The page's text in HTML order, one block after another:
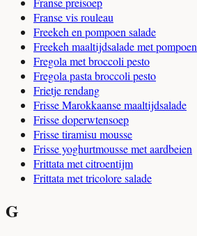
Franse vis rouleau
Freekeh en pompoen salade
Freekeh maaltijdsalade met pompoen
Fregola met broccoli pesto
Fregola pasta broccoli pesto
Frietje rendang
Frisse Marokkaanse maaltijdsalade
Frisse doperwtensoep
Frisse tiramisu mousse
Frisse yoghurtmousse met aardbeien
Frittata met citroentijm
Frittata met tricolore salade
G